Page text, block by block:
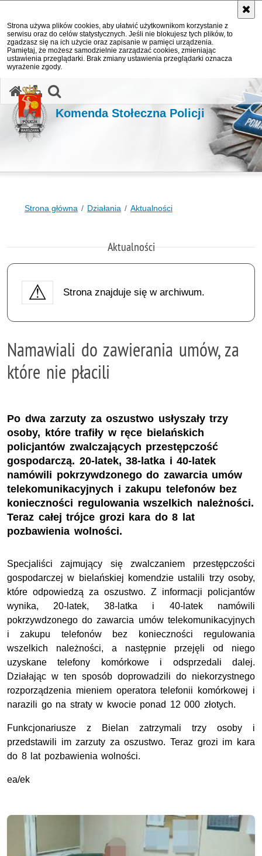
Strona używa plików cookies, aby ułatwić użytkownikom korzystanie z
serwisu oraz do celów statystycznych. Jeśli nie blokujesz tych plików, to
zgadzasz się na ich użycie oraz zapisanie w pamięci urządzenia.
Pamiętaj, że możesz samodzielnie zarządzać cookies, zmieniając
ustawienia przeglądarki. Brak zmiany ustawienia przeglądarki oznacza
wyrażenie zgody.
Komenda Stołeczna Policji
Strona główna Działania Aktualności
Aktualności
Strona znajduje się w archiwum.
Namawiali do zawierania umów, za
które nie płacili
Po dwa zarzuty za oszustwo usłyszały trzy
osoby, które trafiły w ręce bielańskich
policjantów zwalczających przestępczość
gospodarczą. 20-latek, 38-latka i 40-latek
namówili pokrzywdzonego do zawarcia umów
telekomunikacyjnych i zakupu telefonów bez
konieczności regulowania wszelkich należności.
Teraz całej trójce grozi kara do 8 lat
pozbawienia wolności.
Specjaliści zajmujący się zwalczaniem przestępczości
gospodarczej w bielańskiej komendzie ustalili trzy osoby,
które odpowiedzą za oszustwo. Z informacji policjantów
wynika, 20-latek, 38-latka i 40-latek namówili
pokrzywdzonego do zawarcia umów telekomunikacyjnych
i zakupu telefonów bez konieczności regulowania
wszelkich należności, a następnie przejęli od niego
uzyskane telefony komórkowe i odsprzedali dalej.
Działając w ten sposób doprowadzili do niekorzystnego
rozporządzenia mieniem operatora telefonii komórkowej i
narazili go na straty w kwocie ponad 12 000 złotych.
Funkcjonariusze z Bielan zatrzymali trzy osoby i
przedstawili im zarzuty za oszustwo. Teraz grozi im kara
do 8 lat pozbawienia wolności.
ea/ek